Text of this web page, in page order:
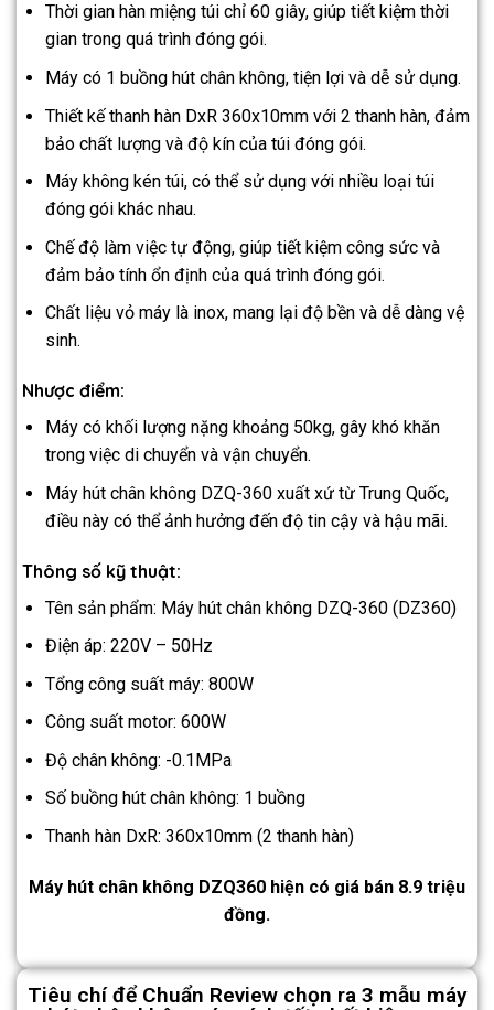
Thời gian hàn miệng túi chỉ 60 giây, giúp tiết kiệm thời
gian trong quá trình đóng gói.
Máy có 1 buồng hút chân không, tiện lợi và dễ sử dụng.
Thiết kế thanh hàn DxR 360x10mm với 2 thanh hàn, đảm
bảo chất lượng và độ kín của túi đóng gói.
Máy không kén túi, có thể sử dụng với nhiều loại túi
đóng gói khác nhau.
Chế độ làm việc tự động, giúp tiết kiệm công sức và
đảm bảo tính ổn định của quá trình đóng gói.
Chất liệu vỏ máy là inox, mang lại độ bền và dễ dàng vệ
sinh.
Nhược điểm:
Máy có khối lượng nặng khoảng 50kg, gây khó khăn
trong việc di chuyển và vận chuyển.
Máy hút chân không DZQ-360 xuất xứ từ Trung Quốc,
điều này có thể ảnh hưởng đến độ tin cậy và hậu mãi.
Thông số kỹ thuật:
Tên sản phẩm: Máy hút chân không DZQ-360 (DZ360)
Điện áp: 220V – 50Hz
Tổng công suất máy: 800W
Công suất motor: 600W
Độ chân không: -0.1MPa
Số buồng hút chân không: 1 buồng
Thanh hàn DxR: 360x10mm (2 thanh hàn)
Máy hút chân không DZQ360 hiện có giá bán 8.9 triệu
đồng.
Tiêu chí để Chuẩn Review chọn ra 3 mẫu máy